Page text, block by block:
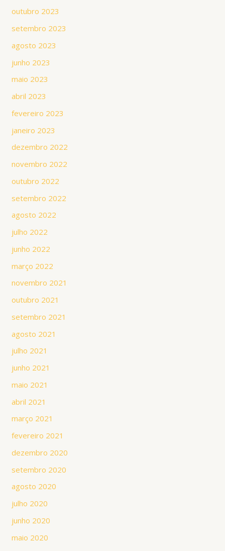
outubro 2023
setembro 2023
agosto 2023
junho 2023
maio 2023
abril 2023
fevereiro 2023
janeiro 2023
dezembro 2022
novembro 2022
outubro 2022
setembro 2022
agosto 2022
julho 2022
junho 2022
março 2022
novembro 2021
outubro 2021
setembro 2021
agosto 2021
julho 2021
junho 2021
maio 2021
abril 2021
março 2021
fevereiro 2021
dezembro 2020
setembro 2020
agosto 2020
julho 2020
junho 2020
maio 2020